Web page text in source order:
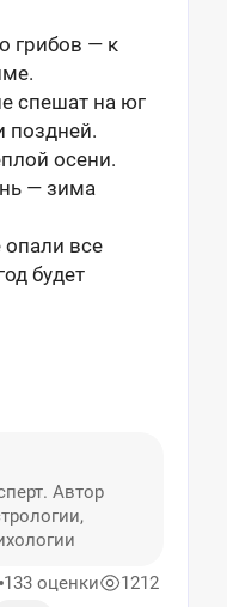
грибов — к
спешат на юг
поздней.
осени.
— зима
все
будет
Автор
133 оценки
1212